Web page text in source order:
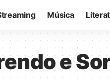
Música
e